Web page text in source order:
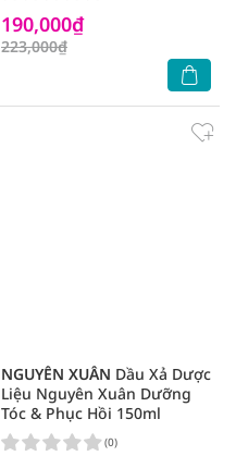
190,000₫
223,000₫
NGUYÊN XUÂN Dầu Xả Dược
Liệu Nguyên Xuân Dưỡng
Tóc & Phục Hồi 150ml
(0)